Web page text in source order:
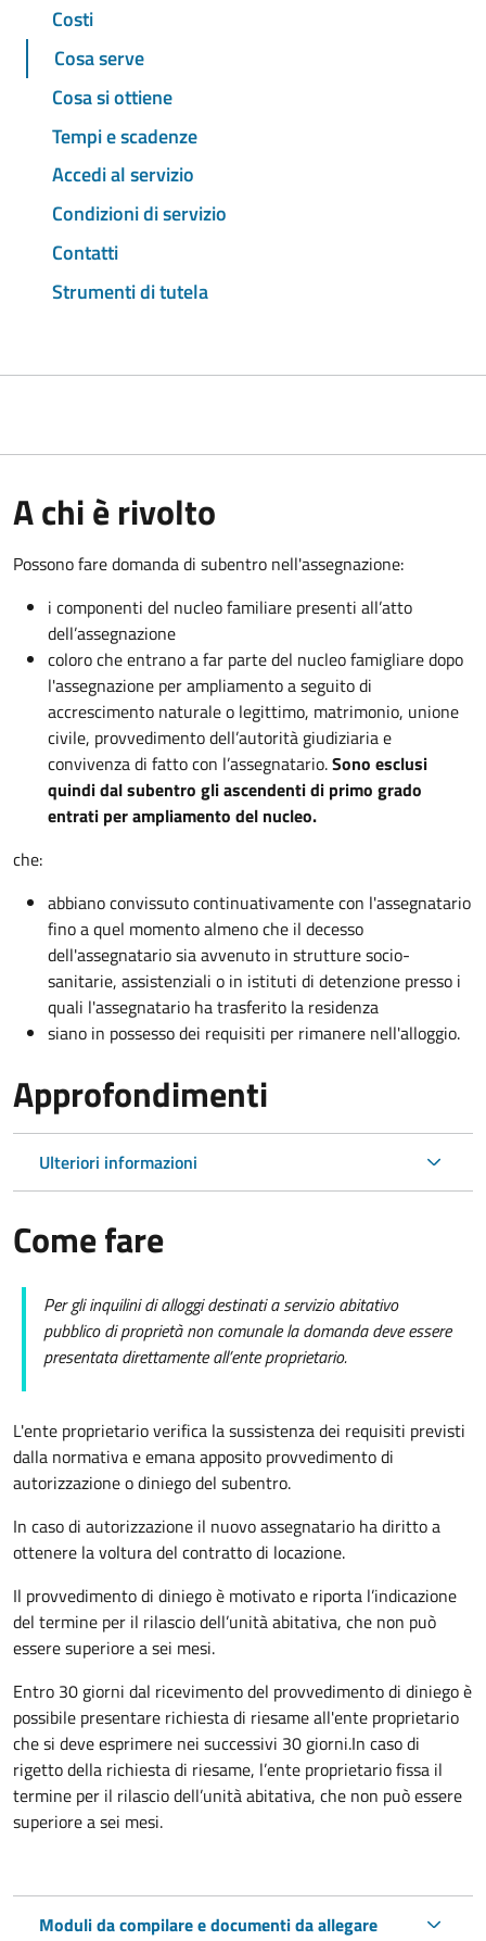
Costi
Cosa serve
Cosa si ottiene
Tempi e scadenze
Accedi al servizio
Condizioni di servizio
Contatti
Strumenti di tutela
A chi è rivolto
Possono fare domanda di subentro nell'assegnazione:
i componenti del nucleo familiare presenti all’atto
dell’assegnazione
coloro che entrano a far parte del nucleo famigliare dopo
l'assegnazione per ampliamento a seguito di
accrescimento naturale o legittimo, matrimonio, unione
civile, provvedimento dell’autorità giudiziaria e
convivenza di fatto con l’assegnatario.Sono esclusi
quindi dal subentro gli ascendenti di primo grado
entrati per ampliamento del nucleo.
che:
abbiano convissuto continuativamente con l'assegnatario
fino a quel momento almeno che il decesso
dell'assegnatario sia avvenuto in strutture socio-
sanitarie, assistenziali o in istituti di detenzione presso i
quali l'assegnatario ha trasferito la residenza
siano in possesso dei requisiti per rimanere nell'alloggio.
Approfondimenti
Ulteriori informazioni
Come fare
Per gli inquilini di alloggi destinati a servizio abitativo
pubblico di proprietà non comunale la domanda deve essere
presentata direttamente all’ente proprietario.
L'ente proprietario verifica la sussistenza dei requisiti previsti
dalla normativa e emana apposito provvedimento di
autorizzazione o diniego del subentro.
In caso di autorizzazione il nuovo assegnatario ha diritto a
ottenere la voltura del contratto di locazione.
Il provvedimento di diniego è motivato e riporta l’indicazione
del termine per il rilascio dell’unità abitativa, che non può
essere superiore a sei mesi.
Entro 30 giorni dal ricevimento del provvedimento di diniego è
possibile presentare richiesta di riesame all'ente proprietario
che si deve esprimere nei successivi 30 giorni.In caso di
rigetto della richiesta di riesame, l’ente proprietario fissa il
termine per il rilascio dell’unità abitativa, che non può essere
superiore a sei mesi.
Moduli da compilare e documenti da allegare